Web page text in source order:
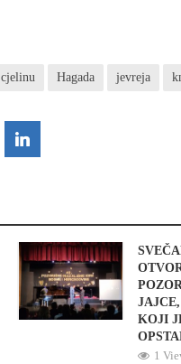
cjelinu Hagada jevreja
KOJI
1